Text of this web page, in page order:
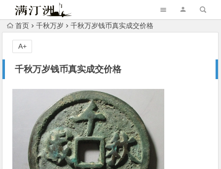
首页 千秋万岁 千秋万岁钱币真实成交价格
千秋万岁钱币真实成交价格
A+